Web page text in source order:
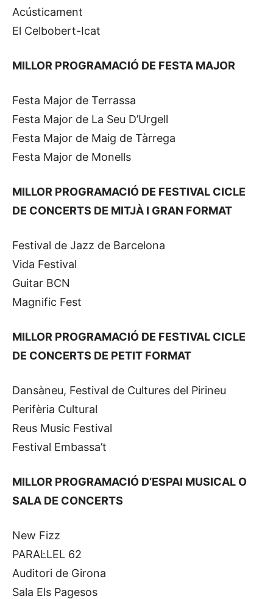
Acústicament
El Celbobert-Icat
MILLOR PROGRAMACIÓ DE FESTA MAJOR
Festa Major de Terrassa
Festa Major de La Seu D’Urgell
Festa Major de Maig de Tàrrega
Festa Major de Monells
MILLOR PROGRAMACIÓ DE FESTIVAL CICLE
DE CONCERTS DE MITJÀ I GRAN FORMAT
Festival de Jazz de Barcelona
Vida Festival
Guitar BCN
Magnific Fest
MILLOR PROGRAMACIÓ DE FESTIVAL CICLE
DE CONCERTS DE PETIT FORMAT
Dansàneu, Festival de Cultures del Pirineu
Perifèria Cultural
Reus Music Festival
Festival Embassa’t
MILLOR PROGRAMACIÓ D’ESPAI MUSICAL O
SALA DE CONCERTS
New Fizz
PARAL·LEL 62
Auditori de Girona
Sala Els Pagesos